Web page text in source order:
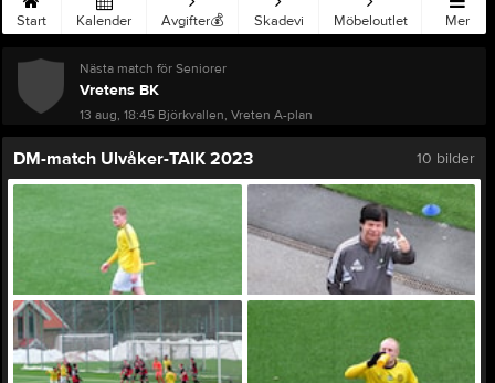
Start Kalender Avgifter💰 Skadevi Möbeloutlet Mer
Nästa match för Seniorer
Vretens BK
13 aug, 18:45 Björkvallen, Vreten A-plan
DM-match Ulvåker-TAIK 2023 10 bilder